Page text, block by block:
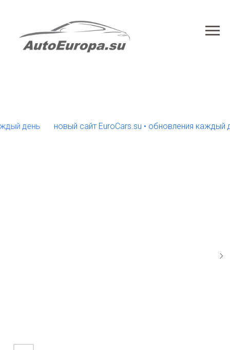
новый сайт EuroCars.su • обновления каждый день